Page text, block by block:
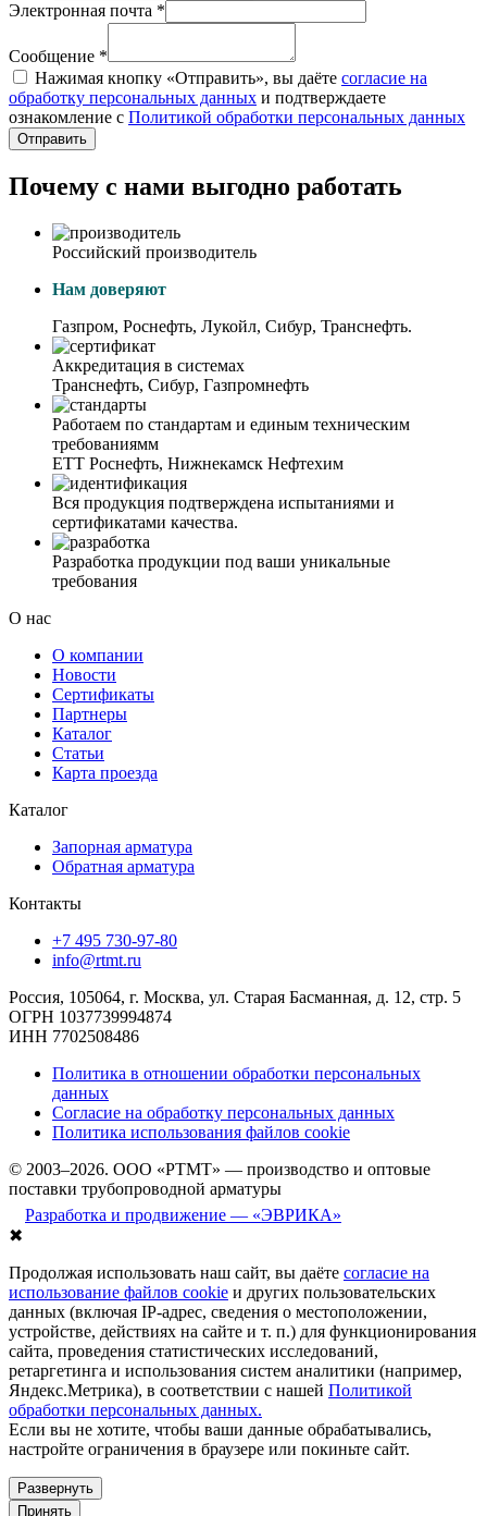
Электронная почта *
Сообщение *
Нажимая кнопку «Отправить», вы даёте согласие на
обработку персональных данных и подтверждаете
ознакомление с Политикой обработки персональных данных
Отправить
Почему с нами выгодно работать
Российский производитель
Нам доверяют
Газпром, Роснефть, Лукойл, Сибур, Транснефть.
Аккредитация в системах
Транснефть, Сибур, Газпромнефть
Работаем по стандартам и единым техническим
требованиямм
ЕТТ Роснефть, Нижнекамск Нефтехим
Вся продукция подтверждена испытаниями и
сертификатами качества.
Разработка продукции под ваши уникальные
требования
О нас
О компании
Новости
Сертификаты
Партнеры
Каталог
Статьи
Карта проезда
Каталог
Запорная арматура
Обратная арматура
Контакты
+7 495 730-97-80
info@rtmt.ru
Россия, 105064, г. Москва, ул. Старая Басманная, д. 12, стр. 5
ОГРН 1037739994874
ИНН 7702508486
Политика в отношении обработки персональных
данных
Согласие на обработку персональных данных
Политика использования файлов cookie
© 2003–2026. ООО «РТМТ» — производство и оптовые
поставки трубопроводной арматуры
Разработка и продвижение — «ЭВРИКА»
✖
Продолжая использовать наш сайт, вы даёте согласие на
использование файлов cookie и других пользовательских
данных (включая IP-адрес, сведения о местоположении,
устройстве, действиях на сайте и т. п.) для функционирования
сайта, проведения статистических исследований,
ретаргетинга и использования систем аналитики (например,
Яндекс.Метрика), в соответствии с нашей Политикой
обработки персональных данных.
Если вы не хотите, чтобы ваши данные обрабатывались,
настройте ограничения в браузере или покиньте сайт.
Развернуть
Принять